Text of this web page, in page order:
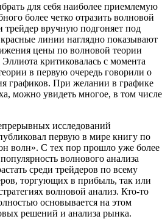
для себя наиболее приемлемую
более четко отразить волновой
вручную подгоняет под
линии наглядно показывают
цены по волновой теории
критиковалась с момента
в первую очередь говорили о
графиков. При желании в графике
можно увидеть многое, в том числе
исследований
первую в мире книгу по
волн»‎. С тех пор прошло уже более
волнового анализа
среди трейдеров по всему
торгующих в прибыль, так или
волновой анализ. Кто-то
основывается на этом
решений и анализа рынка.